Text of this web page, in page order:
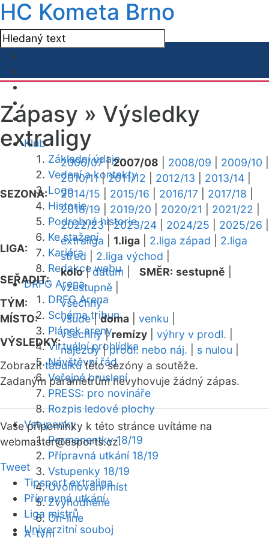
HC Kometa Brno
Klub
Základní údaje
Vedení a kontakty
Logo
Historie
Podrobná historie
Ke stažení
Kariéra
Redakce webu
DRFG Arena
DRFG Arena
Schéma tribun
Plánek areny
Virtuální prohlídka
Návštěvní řád
Veřejné bruslení
PRESS: pro novináře
Rozpis ledové plochy
Vstupenky
Permanentky 18/19
Přípravná utkání 18/19
Vstupenky 18/19
Uvolňování míst
Zvýhodněné
On-line
A-tým
Zápasy » Výsledky
extraligy
SEZONA:
2006/07|2007/08 2008/09 2009/10
2010/11|2011/12 2012/13 2013/14
2014/15
2015/16 2016/17 2017/18
2018/19
2019/20 2020/21 2021/22
2022/23|2023/24 2024/25 2025/26
LIGA:
extraliga 1.liga 2.liga západ
2.liga
střed
2.liga východ
SEŘADIT:
kolo|datum SMĚR: sestupně
vzestupně
TÝM:
všechny
MÍSTO:
všude|doma venku
VÝSLEDKY:
všechny|remízy výhry v prodl.
nájezdy|prodl. nebo náj. s nulou
Zobrazittabulkutéto sezóny a soutěže.
Zadaným parametrům nevyhovuje žádný zápas.
Vaše připomínky k této stránce uvítáme na
webmaster@esports.cz.
Tweet
Tipsport extraliga
Přípravná utkání
Liga mistrů
Univerzitní souboj